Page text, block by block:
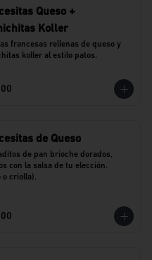
Queso +
Koller
francesas rellenas de queso y
koller al estilo patos.
de Queso
de pan brioche dorados,
con la salsa de tu elección.
o criolla).